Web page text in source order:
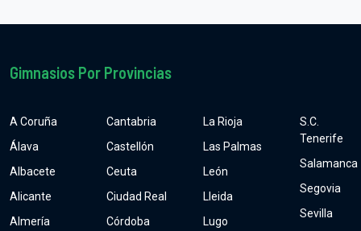
Gimnasios Por Provincias
A Coruña
Álava
Albacete
Alicante
Almería
Cantabria
Castellón
Ceuta
Ciudad Real
Córdoba
La Rioja
Las Palmas
León
Lleida
Lugo
S.C.
Tenerife
Salamanca
Segovia
Sevilla